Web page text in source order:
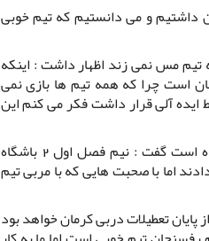
داشتیم و می دانستیم که تیم خوبی
مس نمی زند اظهار داشت : اینکه
است چرا که همه تیم ها بازی نمی
ایده آلی قرار داشت فکر می کنم این
مهاجم مس با بیان اینکه با پیشنهاداتی مواجه شده است گفت : نیم فصل اول 2 باشگاه
اما با صحبت هایی که با مربی تیم
تعطیلات دربی کرمان خواهد بود